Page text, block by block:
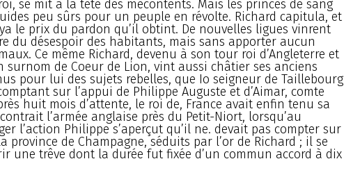
se mit à la tète des mécontents. Mais les princes de sang
peu sûrs pour un peuple en révolte. Richard capitula, et
le prix du pardon qu’il obtint. De nouvelles ligues vinrent
du désespoir des habitants, mais sans apporter aucun
Ce même Richard, devenu à son tour roi d’Angleterre et
surnom de Coeur de Lion, vint aussi châtier ses anciens
pour lui des sujets rebelles, que Io seigneur de Taillebourg
sur l’appui de Philippe Auguste et d’Aimar, comte
huit mois d’attente, le roi de, France avait enfin tenu sa
l’armée anglaise près du Petit-Niort, lorsqu’au
l’action Philippe s’aperçut qu’il ne. devait pas compter sur
province de Champagne, séduits par l’or de Richard ; il se
une trêve dont la durée fut fixée d’un commun accord à dix